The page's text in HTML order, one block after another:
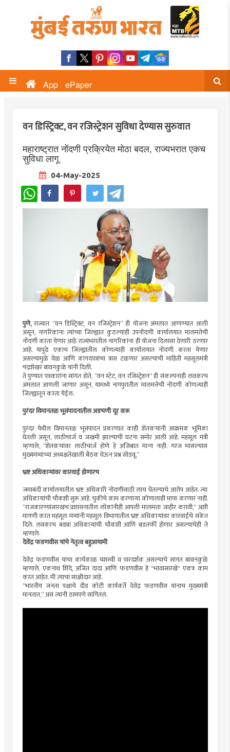
App ePaper
वन डिस्ट्रिक्ट, वन रजिस्ट्रेशन सुविधा देण्यास सुरुवात
महाराष्ट्रात नोंदणी प्रक्रियेत मोठा बदल, राज्यभरात एकच
सुविधा लागू
04-May-2025
WhatsApp
पुणे,राज्यात “वन डिस्ट्रिक्ट, वन रजिस्ट्रेशन” ही योजना अंमलात आणण्यात आली
असून, नागरिकांना त्यांच्या जिल्ह्यात कुठल्याही उपनोंदणी कार्यालयात मालमत्तेची
नोंदणी करता येणार आहे. राज्यभरातील नागरिकांना ही योजना दिलासा देणारी ठरणार
आहे. यापुढे एकाच जिल्ह्यातील कोणत्याही कार्यालयात नोंदणी करता येणार
असल्यामुळे वेळ आणि कागदपत्रांचा त्रास टळणार असल्याची माहिती महसूलमंत्री
चंद्रशेखर बावनकुळे यांनी दिली.
ते पुण्यात पत्रकारांना सांगत होते, “वन स्टेट, वन रजिस्ट्रेशन” ही संकल्पनाही लवकरच
अंमलात आणली जाणार असून, यामध्ये नागपुरातील मालमत्तेची नोंदणी कोणत्याही
जिल्ह्यातून करता येईल.
पुरंदर विमानतळ भूसंपादनातील अडचणी दूर करू
पुरंदर येथील विमानतळ भूसंपादन प्रकरणात काही शेतकऱ्यांनी आक्रमक भूमिका
घेतली असून, लाठीचार्ज व जखमी झाल्याची घटना समोर आली आहे. महसूल मंत्री
म्हणाले, “शेतकऱ्यांवर लाठीचार्ज होणे हे अजिबात मान्य नाही. गरज भासल्यास
मुख्यमंत्र्यांच्या अध्यक्षतेखाली बैठक घेऊन प्रश्न सोडवू.”
भ्रष्ट अधिकाऱ्यांवर कारवाई होणारच
जमाबंदी कार्यालयातील भ्रष्ट अधिकारी नोंदणीसाठी लाच घेतल्याचे आरोप आहेत. त्या
अधिकाऱ्यांची चौकशी सुरू आहे. चुकीचे काम करणाऱ्या कोणालाही माफ करणार नाही.
“राजकारण्यांसारखंच प्रशासनातील लोकांनीही आपली मालमत्ता जाहीर करावी,” अशी
मागणी करत महसूल मंत्र्यांनी महसूल विभागातील भ्रष्ट अधिकाऱ्यांवर कारवाईचे संकेत
दिले. लवकरच बड्या अधिकाऱ्यांची चौकशी आणि बडतर्फी होणार असल्याचेही ते
म्हणाले.
देवेंद्र फडणवीस यांचे नेतृत्व बहुआयामी
देवेंद्र फडणवीस यांचा कार्यकाळ यशस्वी व पारदर्शक असल्याचे सांगत बावनकुळे
म्हणाले, एकनाथ शिंदे, अजित दादा आणि फडणवीस हे "भावासारखे" एकत्र काम
करत आहेत. मी त्याचा साक्षीदार आहे.
“भारतीय जनता पक्षाचे दीड कोटी कार्यकर्ते देवेंद्र फडणवीस यांनाच मुख्यमंत्री
मानतात,” असं त्यांनी ठामपणे सांगितलं.